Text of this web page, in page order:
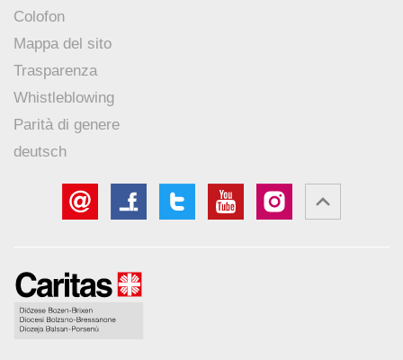
Colofon
Mappa del sito
Trasparenza
Whistleblowing
Parità di genere
deutsch